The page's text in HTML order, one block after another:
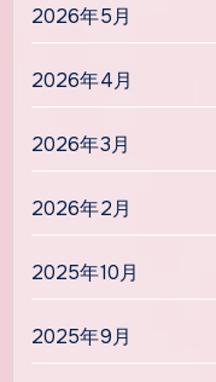
2026年5月
2026年4月
2026年3月
2026年2月
2025年10月
2025年9月